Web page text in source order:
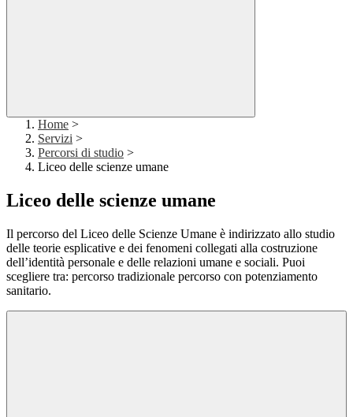
Home >
Servizi >
Percorsi di studio >
Liceo delle scienze umane
Liceo delle scienze umane
Il percorso del Liceo delle Scienze Umane è indirizzato allo studio
delle teorie esplicative e dei fenomeni collegati alla costruzione
dell’identità personale e delle relazioni umane e sociali. Puoi
scegliere tra: percorso tradizionale percorso con potenziamento
sanitario.